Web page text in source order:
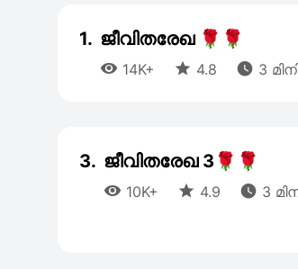
1. ജീവിതരേഖ 🌹🌹
 14K+  4.8  3
3. ജീവിതരേഖ 3🌹🌹
 10K+  4.9  3